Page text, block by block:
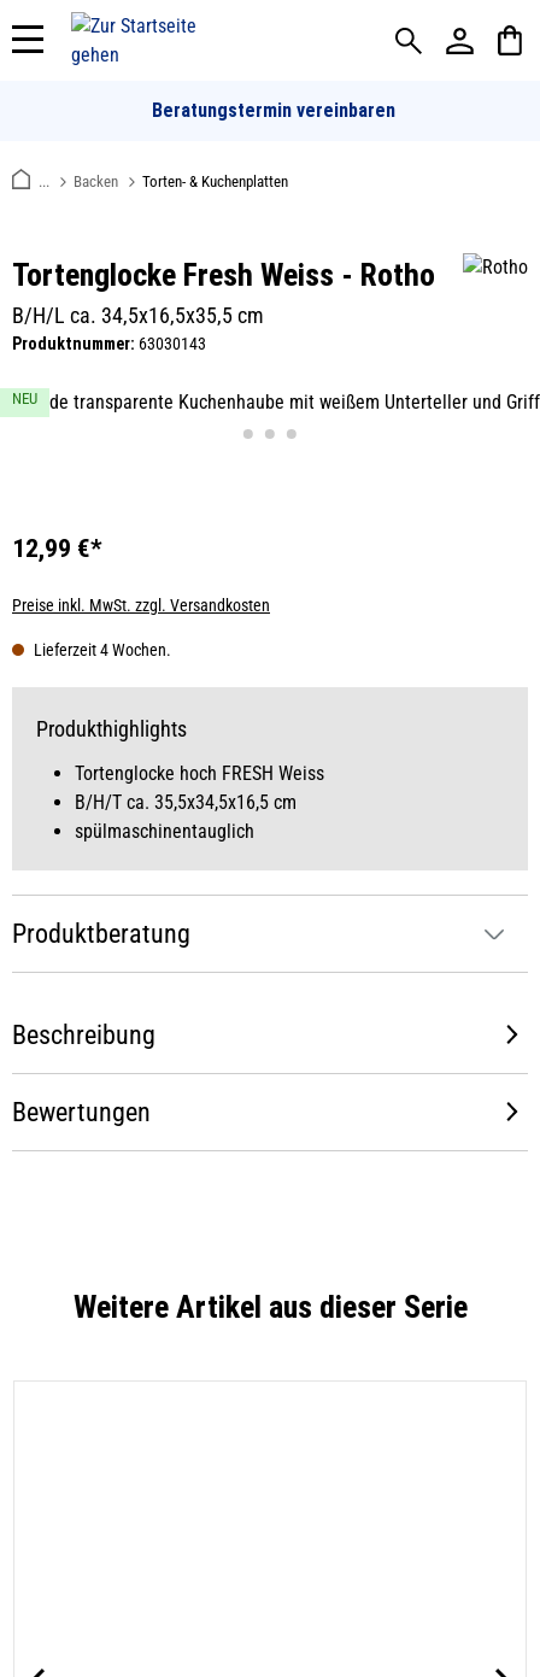
springen
Beratungstermin vereinbaren
... Backen Torten- & Kuchenplatten
Tortenglocke Fresh Weiss - Rotho
B/H/L ca. 34,5x16,5x35,5 cm
Produktnummer: 63030143
Bildergalerie überspringen
NEU
Produkthighlights
Tortenglocke hoch FRESH Weiss
B/H/T ca. 35,5x34,5x16,5 cm
spülmaschinentauglich
12,99 €*
Preise inkl. MwSt. zzgl. Versandkosten
Lieferzeit 4 Wochen.
Produktberatung
Beschreibung
Bewertungen
Weitere Artikel aus dieser Serie